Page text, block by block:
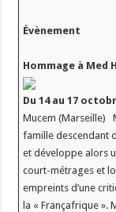
Évènement
Hommage à Med
Du 14 au 17
Mucem (Marseille)
famille descendant
et développe alors
court-métrages et
empreints d’une
la « Françafrique ».